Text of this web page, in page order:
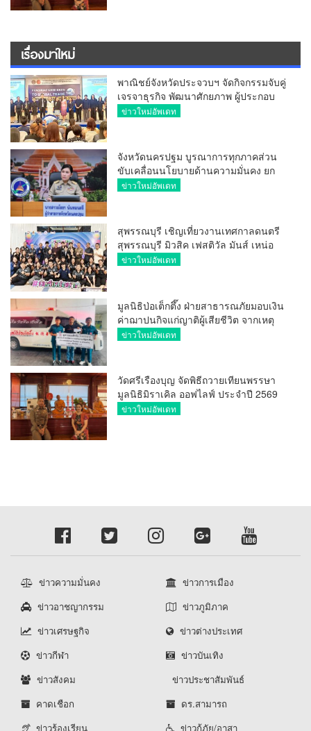
เรื่องมาใหม่
พาณิชย์จังหวัดประจวบฯ จัดกิจกรรมจับคู่
เจรจาธุรกิจ พัฒนาศักยภาพ ผู้ประกอบ
การ ขยายช่องทางการค้า สู่การค้า
ข่าวใหม่อัพเดท
จังหวัดนครปฐม บูรณาการทุกภาคส่วน
ขับเคลื่อนนโยบายด้านความมั่นคง ยก
ระดับการป้องกันอาชญากรรมทาง
ข่าวใหม่อัพเดท
สุพรรณบุรี เชิญเที่ยวงานเทศกาลดนตรี
สุพรรณบุรี มิวสิค เฟสติวัล มันส์ เหน่อ
มาก
ข่าวใหม่อัพเดท
มูลนิธิป่อเต็กตึ๊ง ฝ่ายสาธารณภัยมอบเงิน
ค่าฌาปนกิจแก่ญาติผู้เสียชีวิต จากเหตุ
เพลิงไหม้ โรงเบียร์ ณ ลาดพร้าว จำนวน
ข่าวใหม่อัพเดท
วัดศรีเรืองบุญ จัดพิธีถวายเทียนพรรษา
มูลนิธิมิราเคิล ออฟไลฟ์ ประจำปี 2569
พล.ต.ต.ศิริวัฒน์ ดีพอ ให้เกียรติเป็น
ข่าวใหม่อัพเดท
ข่าวความมั่นคง
ข่าวการเมือง
ข่าวอาชญากรรม
ข่าวภูมิภาค
ข่าวเศรษฐกิจ
ข่าวต่างประเทศ
ข่าวกีฬา
ข่าวบันเทิง
ข่าวสังคม
ข่าวประชาสัมพันธ์
คาดเชือก
ดร.สามารถ
ข่าวร้องเรียน
ข่าวกู้ภัย/อาสา